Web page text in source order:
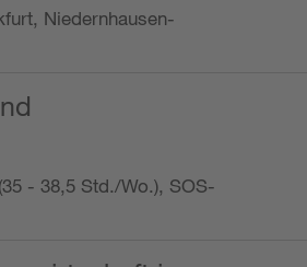
Niedernhausen-
- 38,5 Std./Wo.), SOS-